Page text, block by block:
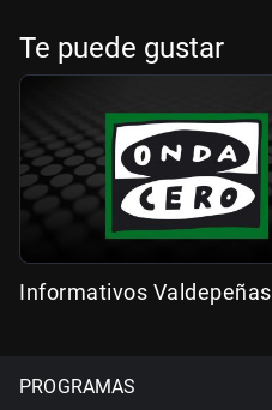
Te puede gustar
Informativos Valdepeñas
PROGRAMAS